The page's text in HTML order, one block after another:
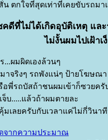
ตกใจที่สุดเท่าที่เคยขับรถมา
คดีที่ไม่ได้เกิดอุบัติเหตุ แ
ไม่งั้นผมไปเฝ้าเ
...ผมผิดเองล้วนๆ
าจริงๆ รถพังแน่ๆ ป้ายโฆษณา
พี่รถบัสถ้าชนผมเข้าก็ซวยครับ
บ.....แล้วถ้าผมตายละ
มเลยครับกับเวลาแค่ไม่กี่วินา
จากความประมาณ